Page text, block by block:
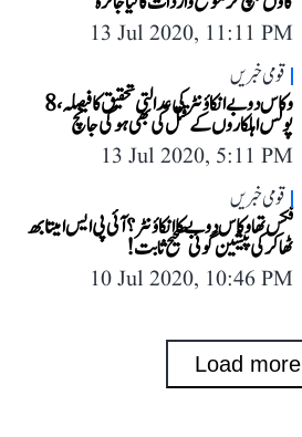
13 Jul 2020, 11:11 PM
قومی خبریں
وکاس دوبے انکاؤنٹر کی عدالتی تحقیق کا فیصلہ، 8
پولس اہلکاروں کے قتل کی بھی ہوگی جانچ
13 Jul 2020, 5:11 PM
قومی خبریں
فکس تھا وکاس دوبے کا انکاؤنٹر؟ آئی پی ایس امیتابھ
ٹھاکر کی پیشین گوئی صحیح ثابت!
10 Jul 2020, 10:46 PM
Load more